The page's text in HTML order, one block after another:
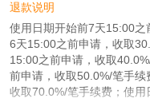
退款说明
使用日期开始前7天15:00
6天15:00之前申请，收取
15:00之前申请，收取
前申请，收取50.0%/笔手续
收取70.0%/笔手续费；使用